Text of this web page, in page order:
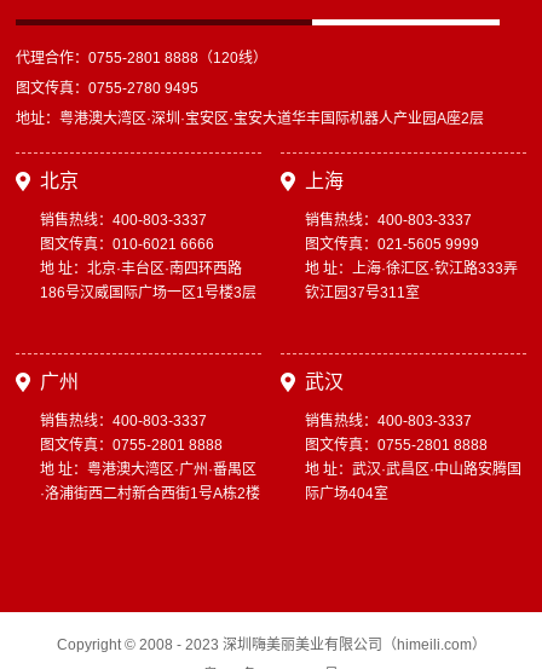
代理合作：0755-2801 8888（120线）
图文传真：0755-2780 9495
地址：粤港澳大湾区·深圳·宝安区·宝安大道华丰国际机器人产业园A座2层
北京
销售热线：400-803-3337
图文传真：010-6021 6666
地 址：北京·丰台区·南四环西路
186号汉威国际广场一区1号楼3层
上海
销售热线：400-803-3337
图文传真：021-5605 9999
地 址：上海·徐汇区·钦江路333弄
钦江园37号311室
广州
销售热线：400-803-3337
图文传真：0755-2801 8888
地 址：粤港澳大湾区·广州·番禺区
·洛浦街西二村新合西街1号A栋2楼
武汉
销售热线：400-803-3337
图文传真：0755-2801 8888
地 址：武汉·武昌区·中山路安腾国
际广场404室
Copyright © 2008 - 2023 深圳嗨美丽美业有限公司（himeili.com）